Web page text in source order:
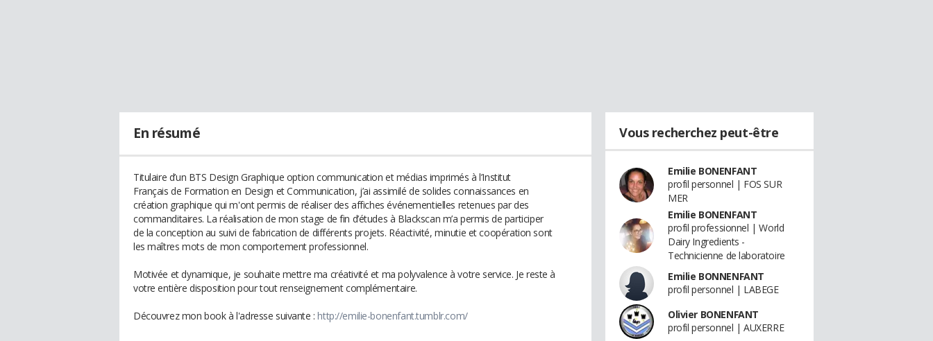
En résumé
Titulaire d’un BTS Design Graphique option communication et médias imprimés à l’Institut
Français de Formation en Design et Communication, j’ai assimilé de solides connaissances en
création graphique qui m'ont permis de réaliser des affiches événementielles retenues par des
commanditaires. La réalisation de mon stage de fin d’études à Blackscan m’a permis de participer
de la conception au suivi de fabrication de différents projets. Réactivité, minutie et coopération sont
les maîtres mots de mon comportement professionnel.
Motivée et dynamique, je souhaite mettre ma créativité et ma polyvalence à votre service. Je reste à
votre entière disposition pour tout renseignement complémentaire.
Découvrez mon book à l'adresse suivante :http://emilie-bonenfant.tumblr.com/
Vous recherchez peut-être
Emilie BONENFANT
profil personnel | FOS SUR
MER
Emilie BONENFANT
profil professionnel | World
Dairy Ingredients -
Technicienne de laboratoire
Emilie BONNENFANT
profil personnel | LABEGE
Olivier BONENFANT
profil personnel | AUXERRE